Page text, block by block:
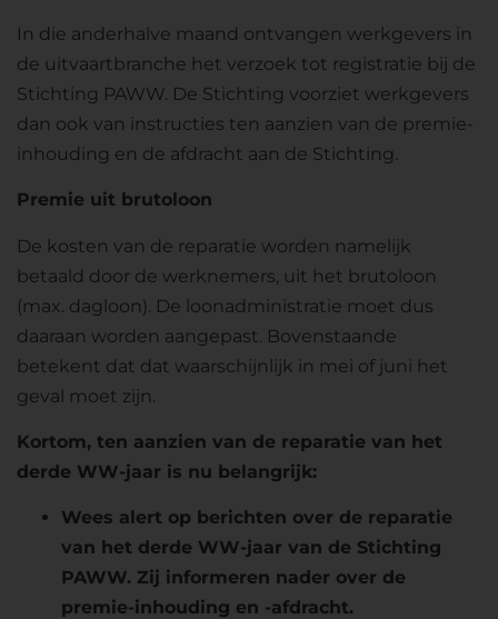
In die anderhalve maand ontvangen werkgevers in
de uitvaartbranche het verzoek tot registratie bij de
Stichting PAWW. De Stichting voorziet werkgevers
dan ook van instructies ten aanzien van de premie-
inhouding en de afdracht aan de Stichting.
Premie uit brutoloon
De kosten van de reparatie worden namelijk
betaald door de werknemers, uit het brutoloon
(max. dagloon). De loonadministratie moet dus
daaraan worden aangepast. Bovenstaande
betekent dat dat waarschijnlijk in mei of juni het
geval moet zijn.
Kortom, ten aanzien van de reparatie van het
derde WW-jaar is nu belangrijk:
Wees alert op berichten over de reparatie
van het derde WW-jaar van de Stichting
PAWW. Zij informeren nader over de
premie-inhouding en -afdracht.